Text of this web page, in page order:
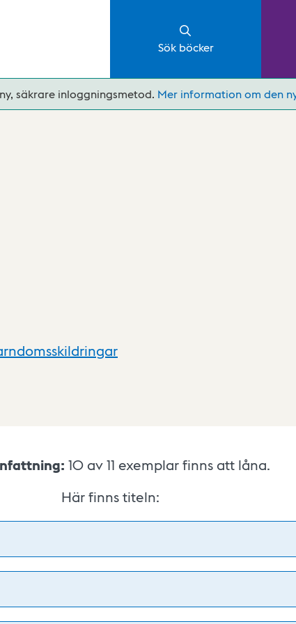
Sök böcker
säkrare inloggningsmetod. Mer information om den
10 av 11 exemplar finns att låna.
Här finns titeln: